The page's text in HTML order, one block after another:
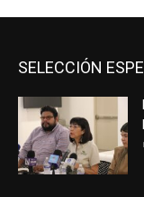
SELECCIÓN